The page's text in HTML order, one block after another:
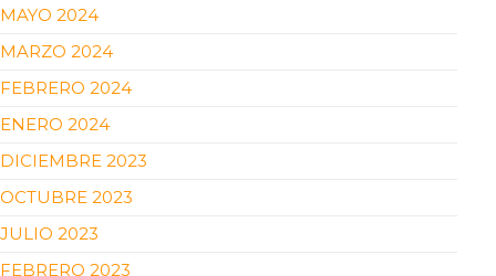
MAYO 2024
MARZO 2024
FEBRERO 2024
ENERO 2024
DICIEMBRE 2023
OCTUBRE 2023
JULIO 2023
FEBRERO 2023